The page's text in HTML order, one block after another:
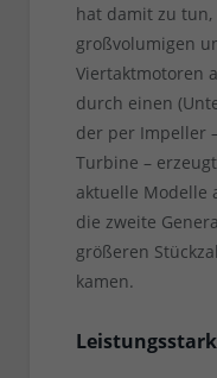
hat damit zu tun,
großvolumigen
Viertaktmotoren
durch einen
der per Impeller
Turbine –
aktuelle Modelle
die zweite
größeren
kamen.